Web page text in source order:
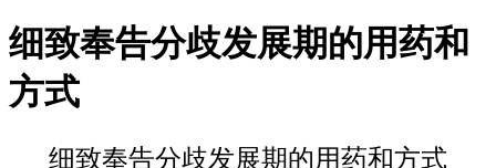
细致奉告分歧发展期的用药和
方式
细致奉告分歧发展期的用药和方式